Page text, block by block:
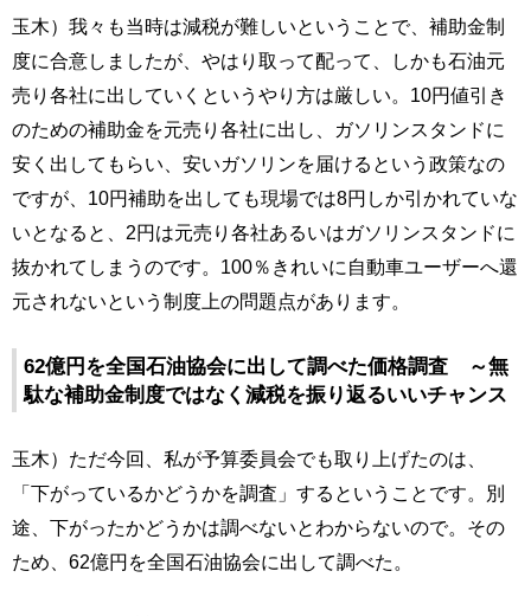
玉木）我々も当時は減税が難しいということで、補助金制
度に合意しましたが、やはり取って配って、しかも石油元
売り各社に出していくというやり方は厳しい。10円値引き
のための補助金を元売り各社に出し、ガソリンスタンドに
安く出してもらい、安いガソリンを届けるという政策なの
ですが、10円補助を出しても現場では8円しか引かれていな
いとなると、2円は元売り各社あるいはガソリンスタンドに
抜かれてしまうのです。100％きれいに自動車ユーザーへ還
元されないという制度上の問題点があります。
62億円を全国石油協会に出して調べた価格調査 ～無
駄な補助金制度ではなく減税を振り返るいいチャンス
玉木）ただ今回、私が予算委員会でも取り上げたのは、
「下がっているかどうかを調査」するということです。別
途、下がったかどうかは調べないとわからないので。その
ため、62億円を全国石油協会に出して調べた。